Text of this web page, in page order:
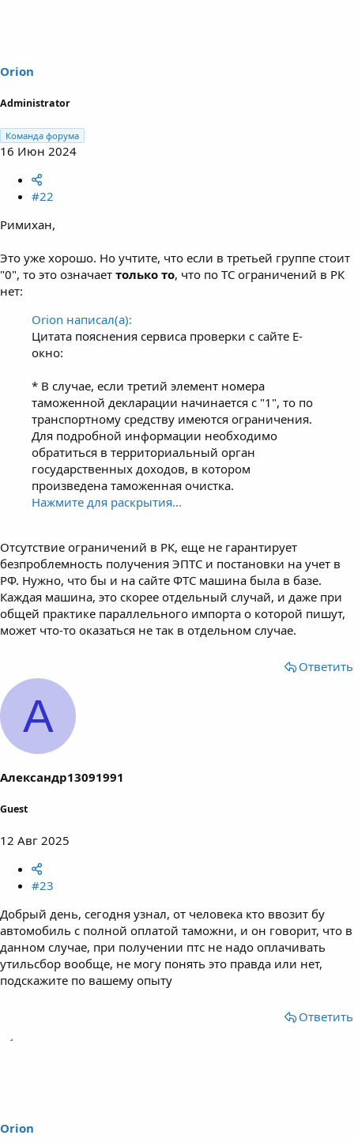
Orion
Administrator
Команда форума
16 Июн 2024
#22
Римихан,
Это уже хорошо. Но учтите, что если в третьей группе стоит
"0", то это означает только то, что по ТС ограничений в РК
нет:
Orion написал(а):
Цитата пояснения сервиса проверки с сайте Е-
окно:
* В случае, если третий элемент номера
таможенной декларации начинается с "1", то по
транспортному средству имеются ограничения.
Для подробной информации необходимо
обратиться в территориальный орган
государственных доходов, в котором
произведена таможенная очистка.
Нажмите для раскрытия...
Отсутствие ограничений в РК, еще не гарантирует
безпроблемность получения ЭПТС и постановки на учет в
РФ. Нужно, что бы и на сайте ФТС машина была в базе.
Каждая машина, это скорее отдельный случай, и даже при
общей практике параллельного импорта о которой пишут,
может что-то оказаться не так в отдельном случае.
Ответить
А
Александр13091991
Guest
12 Авг 2025
#23
Добрый день, сегодня узнал, от человека кто ввозит бу
автомобиль с полной оплатой таможни, и он говорит, что в
данном случае, при получении птс не надо оплачивать
утильсбор вообще, не могу понять это правда или нет,
подскажите по вашему опыту
Ответить
Orion